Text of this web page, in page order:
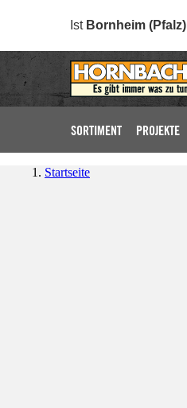
Ist Bornheim (Pfalz)
SORTIMENT PROJEKTE
Startseite